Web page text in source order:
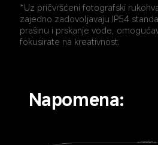
*Uz pričvršćeni fotografski
zajedno zadovoljavaju IP54
prašinu i prskanje vode,
fokusirate na kreativnost.
Napomena: